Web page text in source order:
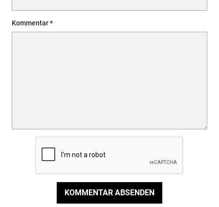
Kommentar
KOMMENTAR ABSENDEN